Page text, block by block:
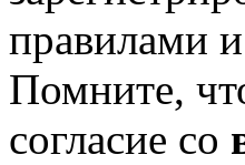
правилами
Помните,
согласие со